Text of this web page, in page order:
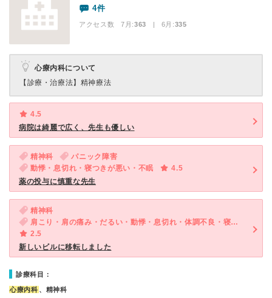
4件
アクセス数 7月:363 | 6月:335
心療内科について
【診療・治療法】 精神療法
4.5
病院は綺麗で広く、先生も優しい
精神科
パニック障害
動悸・息切れ・寝つきが悪い・不眠
4.5
薬の投与に慎重な先生
精神科
肩こり・肩の痛み・だるい・動悸・息切れ・体調不良・寝つきが悪い・不眠・気が滅入る・不安・気分が異常に高揚している
2.5
新しいビルに移転しました
診療科目：
心療内科 、精神科